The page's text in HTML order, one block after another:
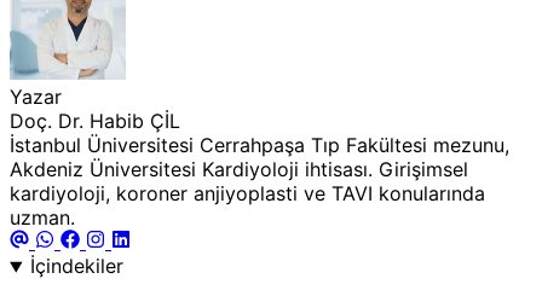
Yazar
Doç. Dr. Habib ÇİL
İstanbul Üniversitesi Cerrahpaşa Tıp Fakültesi mezunu,
Akdeniz Üniversitesi Kardiyoloji ihtisası. Girişimsel
kardiyoloji, koroner anjiyoplasti ve TAVI konularında
uzman.
İçindekiler